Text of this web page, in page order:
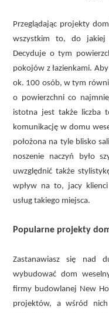
Przeglądając projekty
wszystkim to, do jakiej
Decyduje o tym
pokojów z łazienkami.
ok. 100 osób, w tym
o powierzchni co
istotna jest także liczba
komunikację w domu
położona na tyle blisko
noszenie naczyń było
uwzględnić także
wpływ na to, jacy
usług takiego miejsca.
Popularne projekty
Zastanawiasz się nad
wybudować dom
firmy budowlanej New
projektów, a wśród